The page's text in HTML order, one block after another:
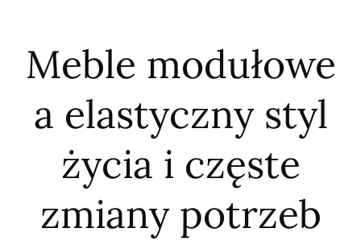
Meble modułowe
a elastyczny styl
życia i częste
zmiany potrzeb